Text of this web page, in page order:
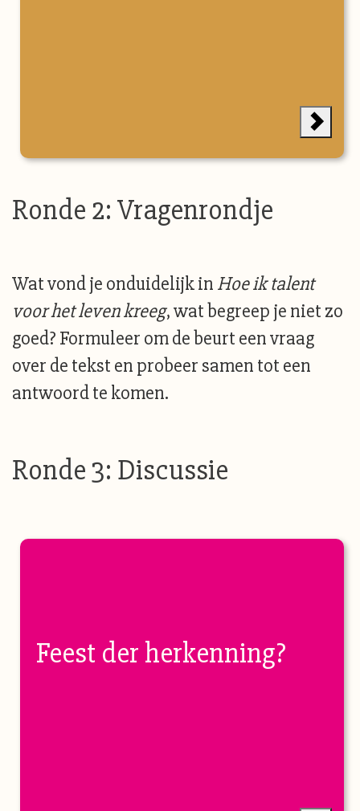
Ronde 2: Vragenrondje
Wat vond je onduidelijk in Hoe ik talent
voor het leven kreeg, wat begreep je niet zo
goed? Formuleer om de beurt een vraag
over de tekst en probeer samen tot een
antwoord te komen.
Ronde 3: Discussie
Feest der herkenning?